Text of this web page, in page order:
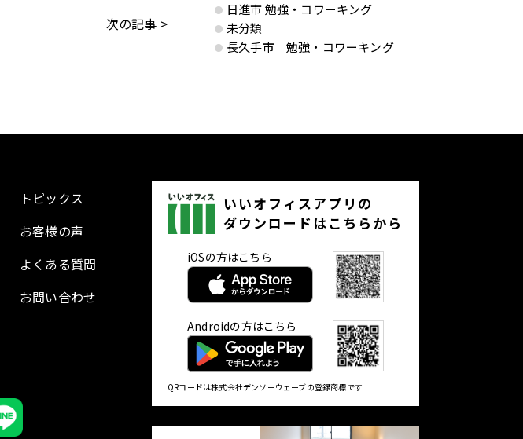
次の記事 >
日進市 勉強・コワーキング
未分類
長久手市 勉強・コワーキング
トピックス
お客様の声
よくある質問
お問い合わせ
いいオフィスアプリの
ダウンロードはこちらから
iOSの方はこちら
Androidの方はこちら
QRコードは株式会社デンソーウェーブの登録商標です